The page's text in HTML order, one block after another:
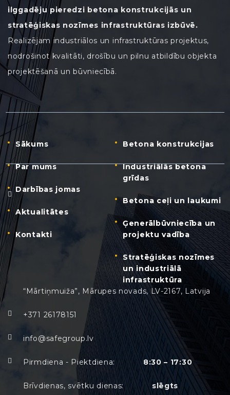
ilggadēju pieredzi betona konstrukcijās un
stratēģiskas nozīmes infrastruktūras izbūvē.
Realizējam industriālos un infrastruktūras projektus,
nodrošinot kvalitāti, drošību un pilnu atbildību objekta
projektēšanā un būvniecībā.
Sākums
Par mums
Darbības jomas
Aktualitātes
Kontakti
Betona konstrukcijas
Industriālās betona
grīdas
Betona ceļi un laukumi
Ģenerālbūvniecība un
projektu vadība
Stratēģiskas nozīmes
un industriālā
infrastruktūra
“Mārtiņmuiža”, Mārupes novads, LV-2167, Latvija
+371 26178151
info@safegroup.lv
Pirmdiena - Piektdiena: 8:30 – 17:30
Brīvdienas, svētku dienas: slēgts